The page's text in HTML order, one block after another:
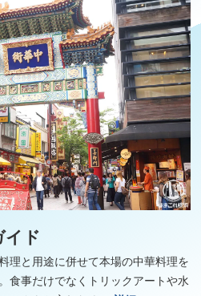
イド
理と用途に併せて本場の中華料理を
食事だけでなくトリックアートや水